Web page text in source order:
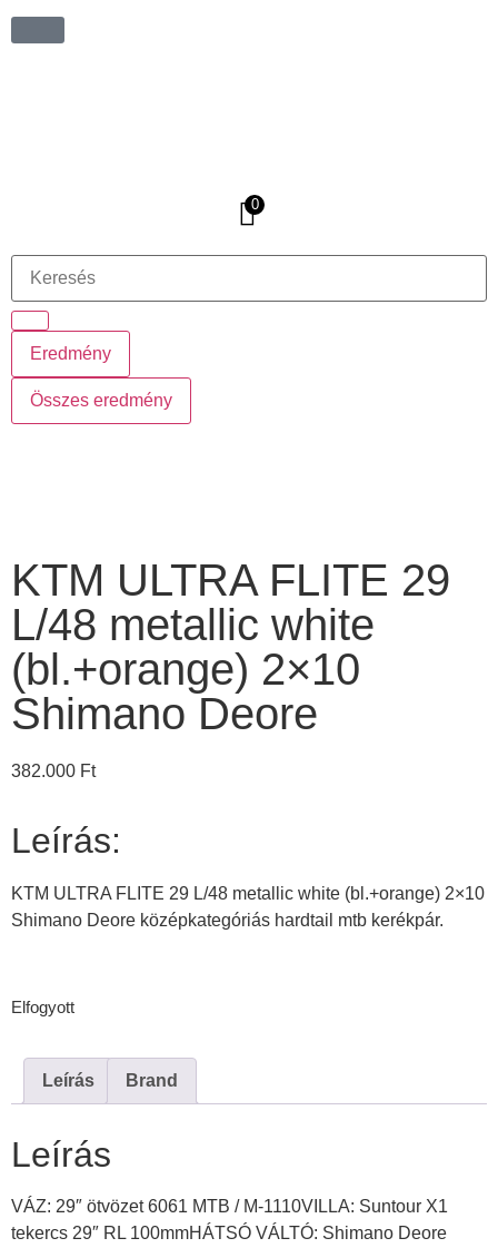
0
Eredmény
Összes eredmény
KTM ULTRA FLITE 29
L/48 metallic white
(bl.+orange) 2×10
Shimano Deore
382.000 Ft
Leírás:
KTM ULTRA FLITE 29 L/48 metallic white (bl.+orange) 2×10
Shimano Deore középkategóriás hardtail mtb kerékpár.
Elfogyott
Leírás Brand
Leírás
VÁZ: 29″ ötvözet 6061 MTB / M-1110VILLA: Suntour X1
tekercs 29″ RL 100mmHÁTSÓ VÁLTÓ: Shimano Deore